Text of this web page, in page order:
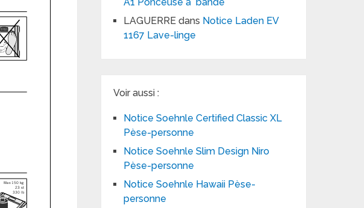
LAGUERRE dans Notice Laden EV
1167 Lave-linge
Voir aussi :
Notice Soehnle Certified Classic XL
Pèse-personne
Notice Soehnle Slim Design Niro
Pèse-personne
Notice Soehnle Hawaii Pèse-
personne